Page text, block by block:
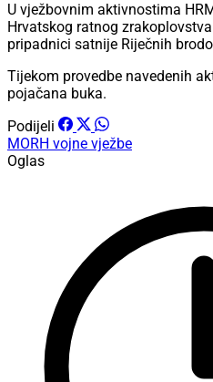
U vježbovnim aktivnostima
Hrvatskog ratnog
pripadnici satnije Riječnih
Tijekom provedbe navedenih
pojačana buka.
Podijeli
MORH vojne vježbe
Oglas